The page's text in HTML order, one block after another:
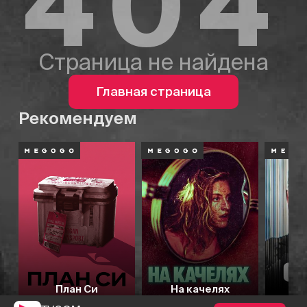
Страница не найдена
Главная страница
Рекомендуем
План Си На качелях